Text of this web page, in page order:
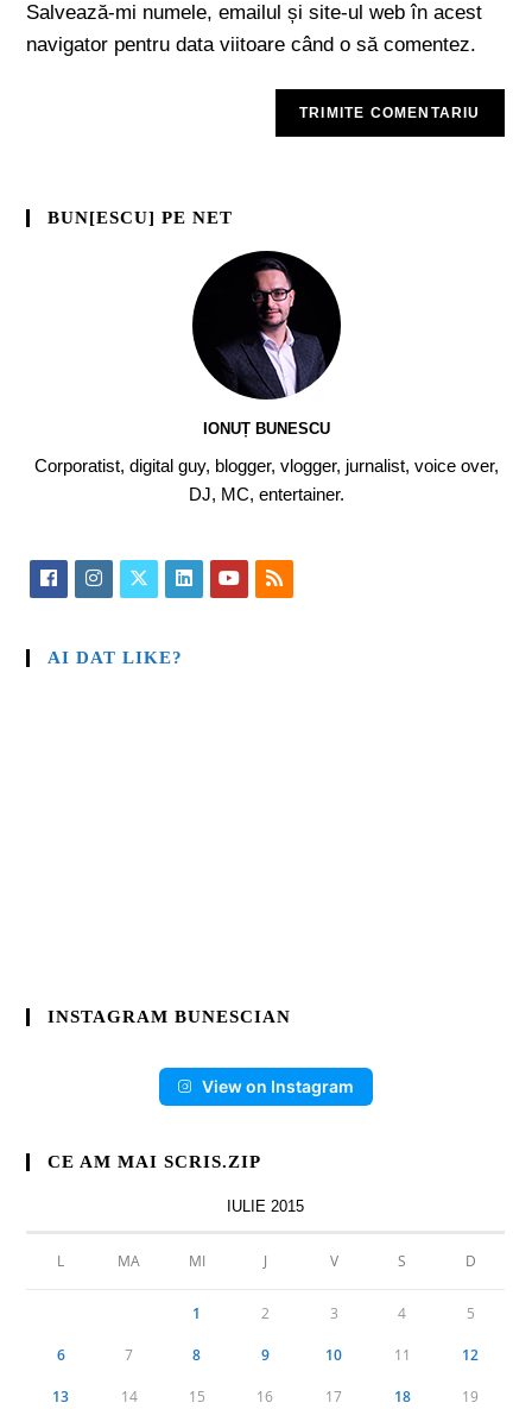
Salvează-mi numele, emailul și site-ul web în acest
navigator pentru data viitoare când o să comentez.
BUN[ESCU] PE NET
IONUȚ BUNESCU
Corporatist, digital guy, blogger, vlogger, jurnalist, voice over,
DJ, MC, entertainer.
AI DAT LIKE?
INSTAGRAM BUNESCIAN
View on Instagram
CE AM MAI SCRIS.ZIP
IULIE 2015
L MA MI J V S D
1 2 3 4 5
6 7 8 9 10 11 12
13 14 15 16 17 18 19